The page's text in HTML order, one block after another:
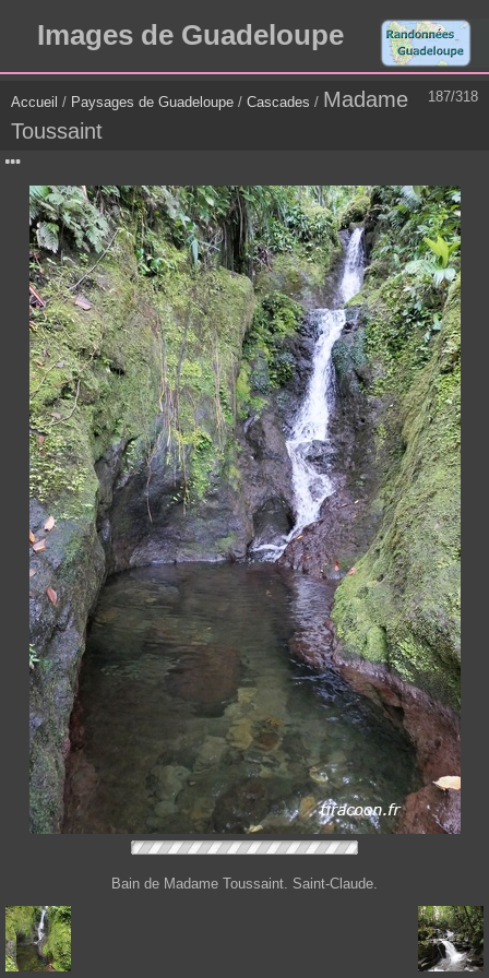
Images de Guadeloupe
187/318
Accueil / Paysages de Guadeloupe / Cascades / Madame
Toussaint
Bain de Madame Toussaint. Saint-Claude.